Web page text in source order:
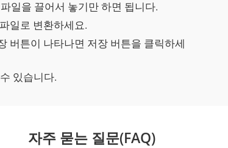
일을 끌어서 놓기만 하면 됩니다.
일로 변환하세요.
버튼이 나타나면 저장 버튼을 클릭하세
있습니다.
자주 묻는 질문(FAQ)